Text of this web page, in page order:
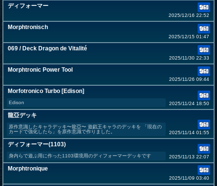
ディフォーマー
2025/12/16 22:52
Morphtronisch
2025/12/15 01:47
069 / Deck Dragon de Vitalité
2025/11/30 22:33
Morphtronic Power Tool
2025/11/26 09:44
Morfotronico Turbo [Edison]
Edison 2025/11/24 18:50
龍亞デッキ
原作意識したキャラデッキ〜龍亞〜 遊戯王キャラのデッキを 「現在の
カードで強化したら」を原作意識で作りました。
2025/11/14 01:55
ディフォーマー(1103)
身内らで遊ぶ用に作った1103環境用のディフォーマーデッキです 2025/11/13 22:07
Morphtronique
2025/11/09 03:40